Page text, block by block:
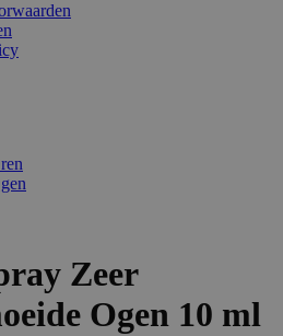
Zeer
Ogen 10 ml